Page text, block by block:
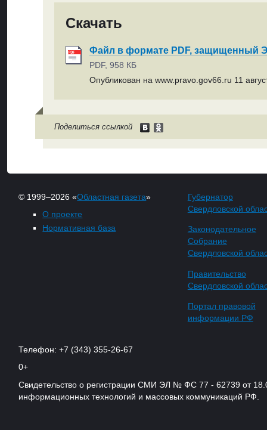
Скачать
Файл в формате PDF, защищенный
PDF, 958 КБ
Опубликован на www.pravo.gov66.ru 11
Поделиться ссылкой
© 1999–2026 «Областная газета»
О проекте
Нормативная база
Губернатор
Свердловской
Законодательное
Собрание
Свердловской
Правительство
Свердловской
Портал правовой
информации РФ
Телефон: +7 (343) 355-26-67
0+
Свидетельство о регистрации СМИ ЭЛ № ФС 77 - 62739 от
информационных технологий и массовых коммуникаций РФ.